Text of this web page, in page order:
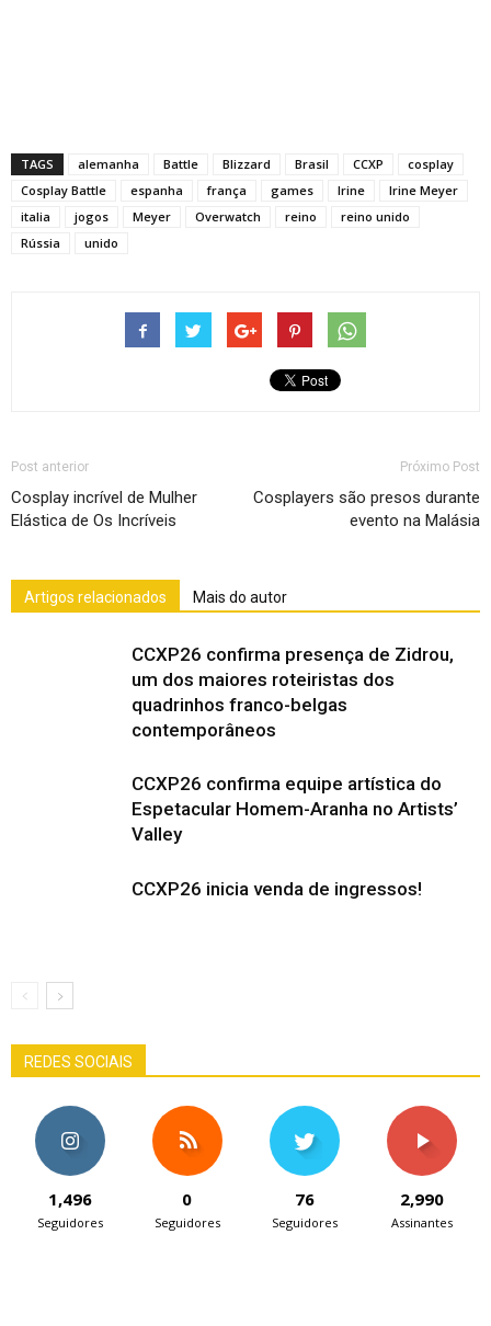
TAGS alemanha Battle Blizzard Brasil CCXP
cosplay
Cosplay Battle
espanha frança games Irine
Irine Meyer
italia
jogos Meyer Overwatch reino
reino unido
Rússia
unido
Post anterior
Cosplay incrível de Mulher
Elástica de Os Incríveis
Próximo Post
Cosplayers são presos durante
evento na Malásia
Artigos relacionados Mais do autor
CCXP26 confirma presença de Zidrou,
um dos maiores roteiristas dos
quadrinhos franco-belgas
contemporâneos
CCXP26 confirma equipe artística do
Espetacular Homem-Aranha no Artists’
Valley
CCXP26 inicia venda de ingressos!
REDES SOCIAIS
1,496
Seguidores
0
Seguidores
76
Seguidores
2,990
Assinantes